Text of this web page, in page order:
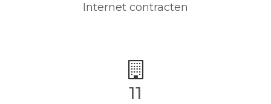
Internet contracten
11